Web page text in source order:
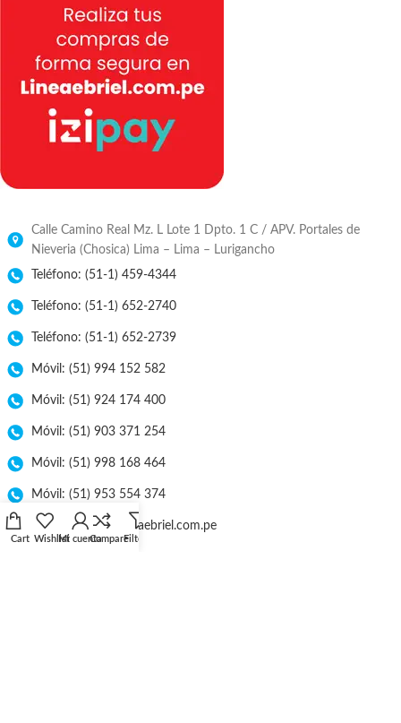
Calle Camino Real Mz. L Lote 1 Dpto. 1 C / APV. Portales de
Nieveria (Chosica) Lima – Lima – Lurigancho
Teléfono: (51-1) 459-4344
Teléfono: (51-1) 652-2740
Teléfono: (51-1) 652-2739
Móvil: (51) 994 152 582
Móvil: (51) 924 174 400
Móvil: (51) 903 371 254
Móvil: (51) 998 168 464
Móvil: (51) 953 554 374
E-mail: ventas@lineaebriel.com.pe
Cart WishlistMi cuentaCompareFilters